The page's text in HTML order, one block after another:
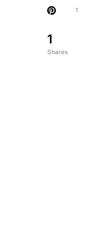
1
Shares
1